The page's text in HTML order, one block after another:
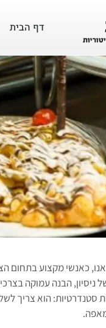
דף הבית
כאנשי מקצוע בתחום
ניסיון, הבנה עמוקה
סטנדרטיות: הוא צריך